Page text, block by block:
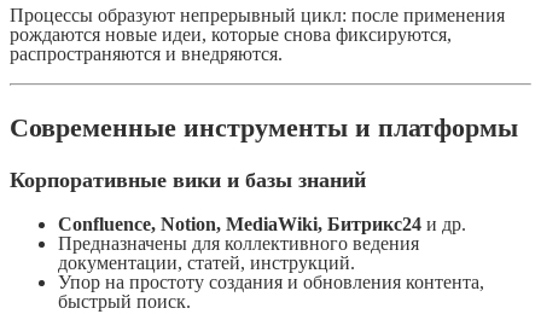
Процессы образуют непрерывный цикл: после применения
рождаются новые идеи, которые снова фиксируются,
распространяются и внедряются.
Современные инструменты и платформы
Корпоративные вики и базы знаний
Confluence, Notion, MediaWiki, Битрикс24 и др.
Предназначены для коллективного ведения
документации, статей, инструкций.
Упор на простоту создания и обновления контента,
быстрый поиск.